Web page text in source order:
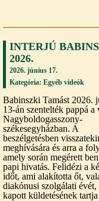
INTERJÚ
2026.
2026. június 17.
Kategória: Egyéb videók
Babinszki Tamást 2026.
13-án szentelték pappá a
Nagyboldogasszony-
székesegyházban. A
beszélgetésben
meghívására és arra a
amely során megérett
papi hivatás. Felidézi a
időt, ami alakította őt,
diakónusi szolgálati
kapott küldetésének